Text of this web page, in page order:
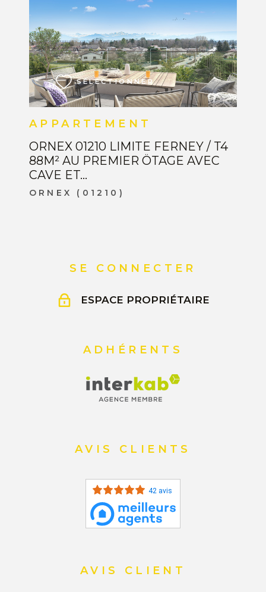
APPARTEMENT
ORNEX 01210 LIMITE FERNEY / T4
88M² AU PREMIER ÖTAGE AVEC
CAVE ET...
ORNEX (01210)
SÉLECTIONNER
VOIR LE BIEN
SE CONNECTER
ESPACE PROPRIÉTAIRE
ADHÉRENTS
AVIS CLIENTS
42 avis
AVIS CLIENT